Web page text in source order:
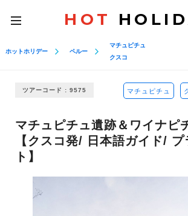
toggle
navigation
HOT
ホットホリデー ペルー
マチュピチュ
クスコ
ツアーコード : 9575 マチュピチュ
マチュピチュ遺跡＆ワイナピ
【クスコ発/ 日本語ガイド/ プ
ト】